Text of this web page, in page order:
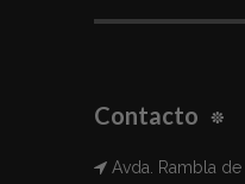
Contacto
Avda. Rambla